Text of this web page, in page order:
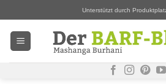
Inhalt
springen
Unterstützt durch